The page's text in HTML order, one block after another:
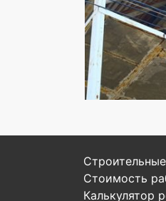
Стоимость
Калькулятор